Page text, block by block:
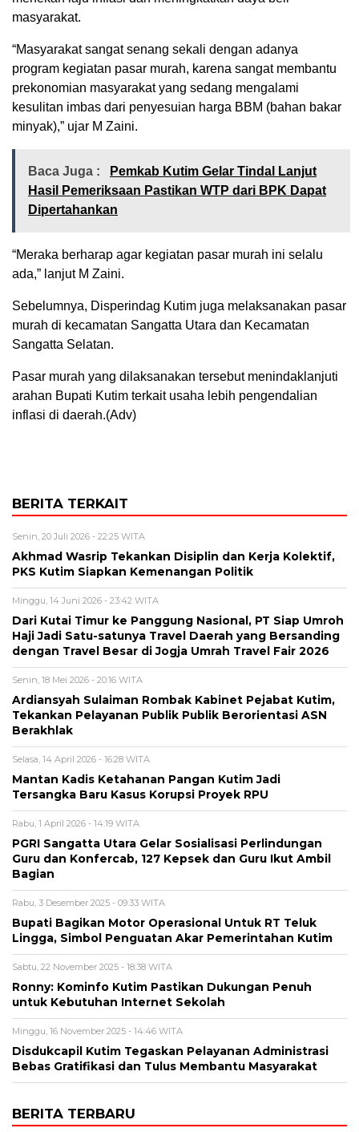
masyarakat.
“Masyarakat sangat senang sekali dengan adanya
program kegiatan pasar murah, karena sangat membantu
prekonomian masyarakat yang sedang mengalami
kesulitan imbas dari penyesuian harga BBM (bahan bakar
minyak),” ujar M Zaini.
Baca Juga :
Pemkab Kutim Gelar Tindal Lanjut
Hasil Pemeriksaan Pastikan WTP dari BPK Dapat
Dipertahankan
“Meraka berharap agar kegiatan pasar murah ini selalu
ada,” lanjut M Zaini.
Sebelumnya, Disperindag Kutim juga melaksanakan pasar
murah di kecamatan Sangatta Utara dan Kecamatan
Sangatta Selatan.
Pasar murah yang dilaksanakan tersebut menindaklanjuti
arahan Bupati Kutim terkait usaha lebih pengendalian
inflasi di daerah.(Adv)
BERITA TERKAIT
Senin, 20 Juli 2026 - 22:25 WITA
Akhmad Wasrip Tekankan Disiplin dan Kerja Kolektif,
PKS Kutim Siapkan Kemenangan Politik
Minggu, 14 Juni 2026 - 23:42 WITA
Dari Kutai Timur ke Panggung Nasional, PT Siap Umroh
Haji Jadi Satu-satunya Travel Daerah yang Bersanding
dengan Travel Besar di Jogja Umrah Travel Fair 2026
Senin, 18 Mei 2026 - 20:16 WITA
Ardiansyah Sulaiman Rombak Kabinet Pejabat Kutim,
Tekankan Pelayanan Publik Publik Berorientasi ASN
Berakhlak
Selasa, 14 April 2026 - 16:28 WITA
Mantan Kadis Ketahanan Pangan Kutim Jadi
Tersangka Baru Kasus Korupsi Proyek RPU
Rabu, 1 April 2026 - 14:19 WITA
PGRI Sangatta Utara Gelar Sosialisasi Perlindungan
Guru dan Konfercab, 127 Kepsek dan Guru Ikut Ambil
Bagian
Rabu, 3 Desember 2025 - 09:33 WITA
Bupati Bagikan Motor Operasional Untuk RT Teluk
Lingga, Simbol Penguatan Akar Pemerintahan Kutim
Sabtu, 22 November 2025 - 18:38 WITA
Ronny: Kominfo Kutim Pastikan Dukungan Penuh
untuk Kebutuhan Internet Sekolah
Minggu, 16 November 2025 - 14:46 WITA
Disdukcapil Kutim Tegaskan Pelayanan Administrasi
Bebas Gratifikasi dan Tulus Membantu Masyarakat
BERITA TERBARU